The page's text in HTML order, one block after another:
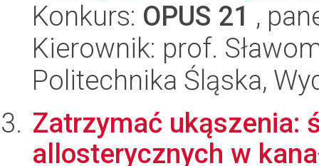
Konkurs: OPUS 21 ,
Kierownik: prof.
Politechnika Śląska,
Zatrzymać ukąszenia:
allosterycznych w